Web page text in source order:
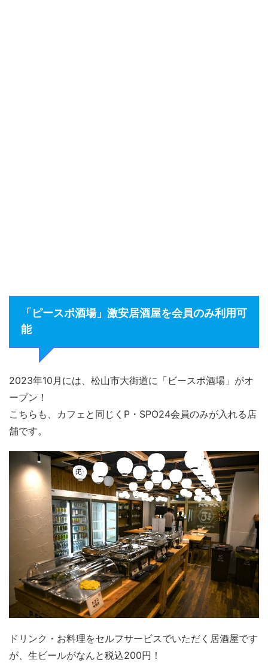
「ピースポ酒場」激安居酒屋を会員のみ利用可
能
2023年10月には、松山市大街道に「ビースポ酒場」がオ
ープン！
こちらも、カフェと同じくP・SPO24会員のみが入れる店
舗です。
ドリンク・お料理をセルフサービスでいただく居酒屋です
が、生ビールがなんと税込200円！